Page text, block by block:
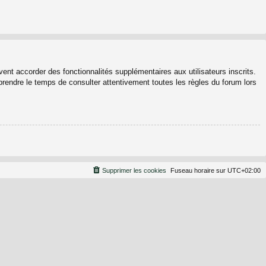
accorder des fonctionnalités supplémentaires aux utilisateurs inscrits.
le temps de consulter attentivement toutes les règles du forum lors
Fuseau horaire sur UTC+02:00
Supprimer les cookies